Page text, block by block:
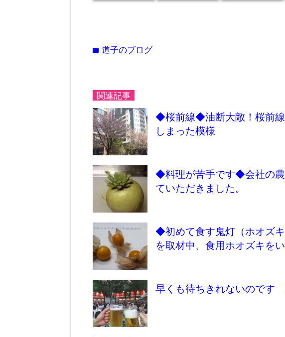
folder 道子のブログ
関連記事
◆桜前線◆油断大敵！桜前線
しまった模様
◆料理が苦手です◆会社の農
ていただきました。
◆初めて食す鬼灯（ホオズ
を取材中、食用ホオズキを
早くも待ちきれないのです